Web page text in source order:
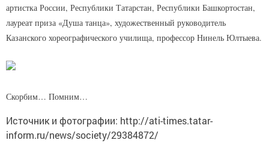
артистка России, Республики Татарстан, Республики Башкортостан,
лауреат приза «Душа танца», художественный руководитель
Казанского хореографического училища, профессор Нинель Юлтыева.
Скорбим… Помним…
Источник и фотографии: http://ati-times.tatar-
inform.ru/news/society/29384872/